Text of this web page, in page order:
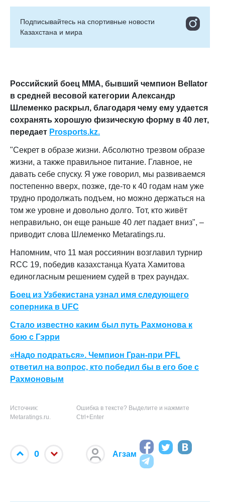
Подписывайтесь на cпортивные новости
Казахстана и мира
Российский боец ММА, бывший чемпион Bellator
в средней весовой категории Александр
Шлеменко раскрыл, благодаря чему ему удается
сохранять хорошую физическую форму в 40 лет,
передает Prosports.kz.
"Секрет в образе жизни. Абсолютно трезвом образе
жизни, а также правильное питание. Главное, не
давать себе спуску. Я уже говорил, мы развиваемся
постепенно вверх, позже, где-то к 40 годам нам уже
трудно продолжать подъем, но можно держаться на
том же уровне и довольно долго. Тот, кто живёт
неправильно, он еще раньше 40 лет падает вниз", –
приводит слова Шлеменко Metaratings.ru.
Напомним, что 11 мая россиянин возглавил турнир
RCC 19, победив казахстанца Куата Хамитова
единогласным решением судей в трех раундах.
Боец из Узбекистана узнал имя следующего
соперника в UFC
Стало известно каким был путь Рахмонова к
бою с Гэрри
«Надо подраться». Чемпион Гран-при PFL
ответил на вопрос, кто победил бы в его бое с
Рахмоновым
Источник:
Metaratings.ru.
Ошибка в тексте? Выделите и нажмите
Ctrl+Enter
0 Агзам